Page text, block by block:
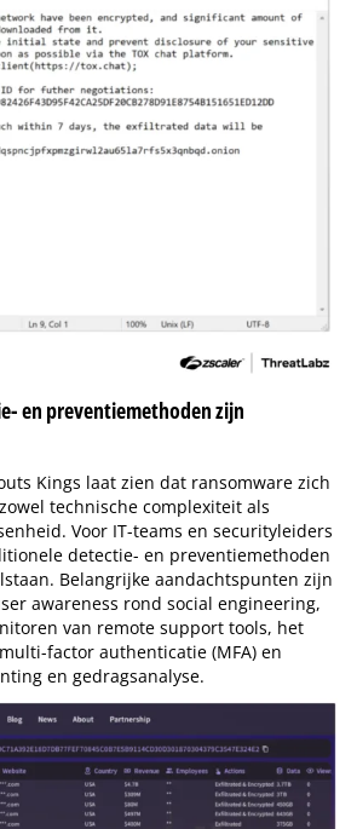
en preventiemethoden zijn
Kings laat zien dat ransomware zich
technische complexiteit als
Voor IT-teams en securityleiders
detectie- en preventiemethoden
Belangrijke aandachtspunten zijn
awareness rond social engineering,
van remote support tools, het
factor authenticatie (MFA) en
en gedragsanalyse.